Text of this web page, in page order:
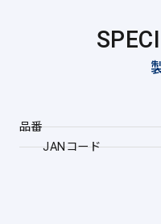
品番
JANコード